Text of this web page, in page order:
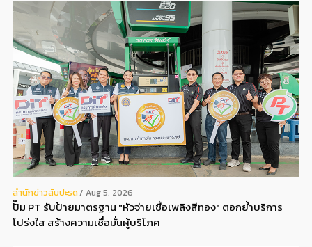
สํานักข่าวสับปะรด Aug 5, 2026
ปั๊ม PT รับป้ายมาตรฐาน "หัวจ่ายเชื้อเพลิงสีทอง" ตอกย้ำบริการ
โปร่งใส สร้างความเชื่อมั่นผู้บริโภค